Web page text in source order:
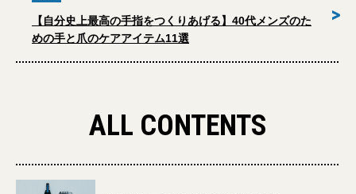
【自分史上最高の手指をつくりあげる】40代メンズのた
めの手と爪のケアアイテム11選
>
ALL CONTENTS